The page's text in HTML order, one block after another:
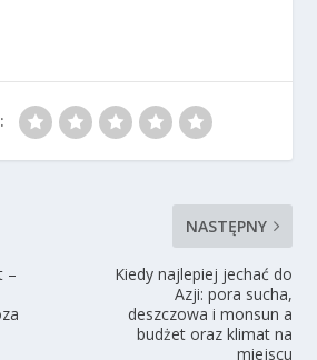
–
NASTĘPNY
Kiedy najlepiej jechać do
Azji: pora sucha,
deszczowa i monsun a
budżet oraz klimat na
miejscu